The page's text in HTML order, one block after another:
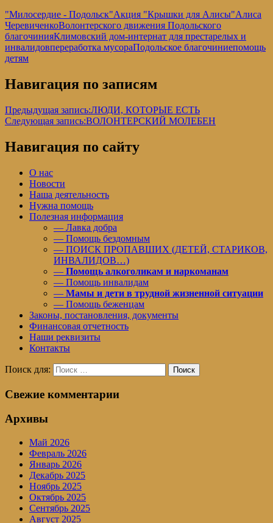
"Милосердие - Подольск"Акция "Крышки для Алисы"Алиса
ЧеревиченкоВолонтерского движения Подольского
благочинияКлимовский дом-интернат для престарелых и
инвалидовпереработка мусораПодольское благочиниепомощь
детям
Навигация по записям
Предыдущая запись:ЛЮДИ, КОТОРЫЕ ЕСТЬ
Следующая запись:ВОЛОНТЕРСКИЙ МОЛЕБЕН
Навигация по сайту
О нас
Новости
Наша деятельность
Нужна помощь
Полезная информация
— Лавка добра
— Помощь бездомным
— ПОИСК ПРОПАВШИХ (ДЕТЕЙ, СТАРИКОВ,
ИНВАЛИДОВ…)
— Помощь алкоголикам и наркоманам
— Помощь инвалидам
— Мамы и дети в трудной жизненной ситуации
— Помощь беженцам
Законы, постановления, документы
Финансовая отчетность
Наши реквизиты
Контакты
Поиск для: Поиск
Свежие комментарии
Архивы
Май 2026
Февраль 2026
Январь 2026
Декабрь 2025
Ноябрь 2025
Октябрь 2025
Сентябрь 2025
Август 2025